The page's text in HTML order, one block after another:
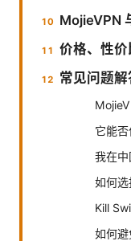
MojieVPN
价格、性
常见问题解
它能否
我在中
如何选
Kill
如何避